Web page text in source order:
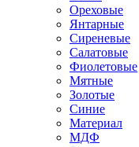
Ореховые
Янтарные
Сиреневые
Салатовые
Фиолетовые
Мятные
Золотые
Синие
Материал
МДФ